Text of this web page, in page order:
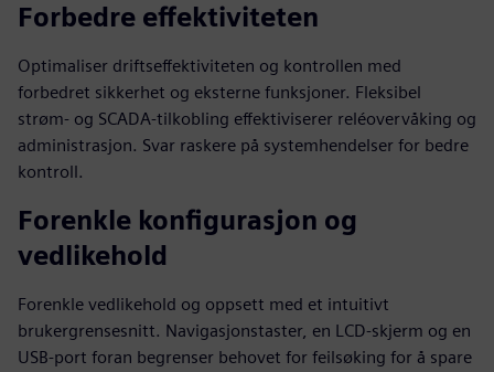
Forbedre effektiviteten
Optimaliser driftseffektiviteten og kontrollen med
forbedret sikkerhet og eksterne funksjoner. Fleksibel
strøm- og SCADA-tilkobling effektiviserer reléovervåking og
administrasjon. Svar raskere på systemhendelser for bedre
kontroll.
Forenkle konfigurasjon og
vedlikehold
Forenkle vedlikehold og oppsett med et intuitivt
brukergrensesnitt. Navigasjonstaster, en LCD-skjerm og en
USB-port foran begrenser behovet for feilsøking for å spare